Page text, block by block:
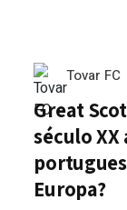
Tovar FC
Great
século
Europa?